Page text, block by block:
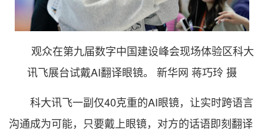
观众在第九届数字中国建设峰会现场体验区科大
讯飞展台试戴AI翻译眼镜。 新华网 蒋巧玲 摄
科大讯飞一副仅40克重的AI眼镜，让实时跨语言
沟通成为可能，只要戴上眼镜，对方的话语即刻翻译